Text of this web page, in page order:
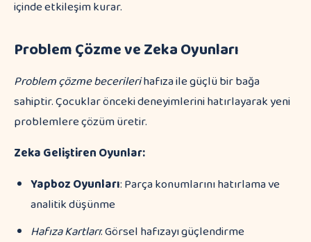
içinde etkileşim kurar.
Problem Çözme ve Zeka Oyunları
Problem çözme becerilerihafıza ile güçlü bir bağa
sahiptir. Çocuklar önceki deneyimlerini hatırlayarak yeni
problemlere çözüm üretir.
Zeka Geliştiren Oyunlar:
Yapboz Oyunları: Parça konumlarını hatırlama ve
analitik düşünme
Hafıza Kartları: Görsel hafızayı güçlendirme